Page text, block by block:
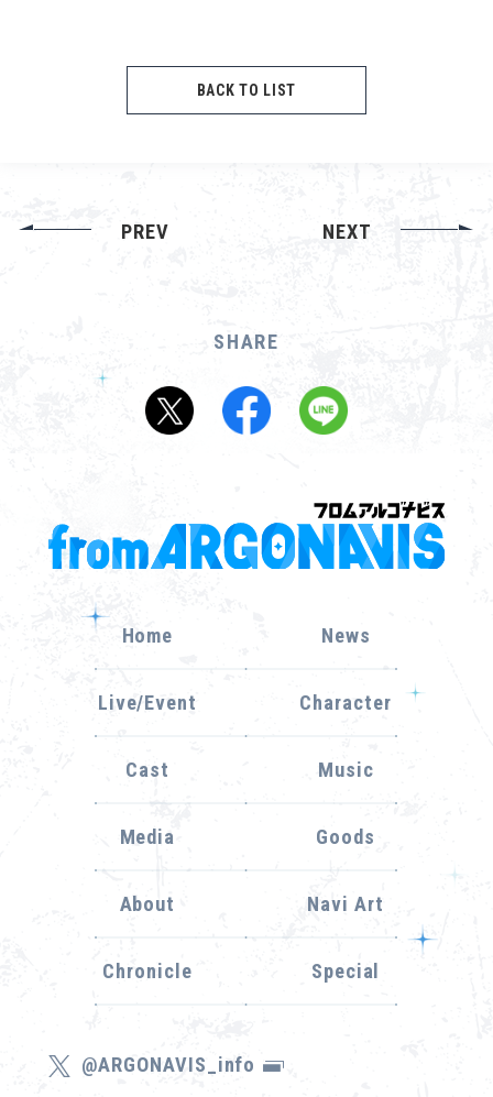
BACK TO LIST
PREV NEXT
Home News
Live/Event Character
Cast Music
Media Goods
About Navi Art
Chronicle Special
@ARGONAVIS_info
SHARE